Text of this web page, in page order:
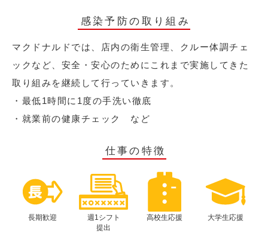
感染予防の取り組み
マクドナルドでは、店内の衛生管理、クルー体調チェ
ックなど、安全・安心のためにこれまで実施してきた
取り組みを継続して行っていきます。
・最低1時間に1度の手洗い徹底
・就業前の健康チェック など
仕事の特徴
長期歓迎
週1シフト
提出
高校生応援 大学生応援